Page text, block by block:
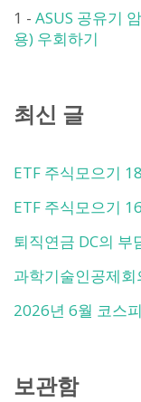
1 - ASUS 공유기
용) 우회하기
최신 글
ETF 주식모으기
ETF 주식모으기
퇴직연금 DC의 부
과학기술인공제
2026년 6월 코스
보관함